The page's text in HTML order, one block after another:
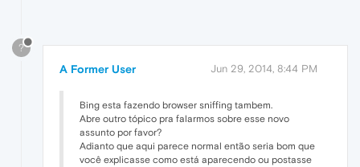
?
A Former User Jun 29, 2014, 8:44 PM
Bing esta fazendo browser sniffing tambem.
Abre outro tópico pra falarmos sobre esse novo
assunto por favor?
Adianto que aqui parece normal então seria bom que
você explicasse como está aparecendo ou postasse